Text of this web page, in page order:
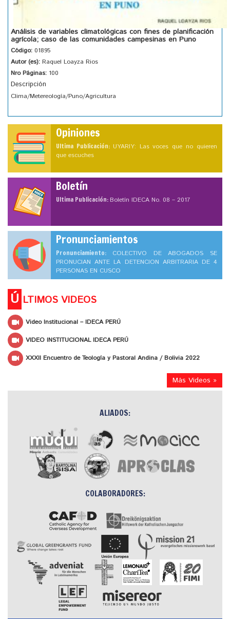
Análisis de variables climatológicas con fines de planificación
agrícola; caso de las comunidades campesinas en Puno
Código: 01895
Autor (es): Raquel Loayza Rios
Nro Páginas: 100
Descripción
Clima/Metereología/Puno/Agricultura
Opiniones
Ultima Publicación: UYARIY: Las voces que no quieren
que escuches
Boletín
Ultima Publicación:Boletín IDECA No. 08 – 2017
Pronunciamientos
Pronunciamiento: COLECTIVO DE ABOGADOS SE
PRONUCIAN ANTE LA DETENCION ARBITRARIA DE 4
PERSONAS EN CUSCO
Ú LTIMOS VIDEOS
Video Institucional – IDECA PERÚ
VIDEO INSTITUCIONAL IDECA PERÚ
XXXII Encuentro de Teología y Pastoral Andina / Bolivia 2022
Más Videos »
ALIADOS:
COLABORADORES: